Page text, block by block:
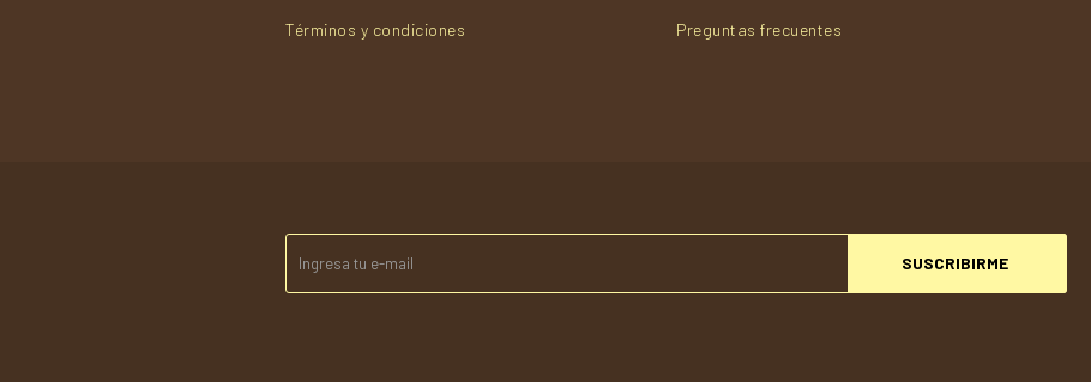
SUSCRIBIRME
Términos y condiciones Preguntas frecuentes